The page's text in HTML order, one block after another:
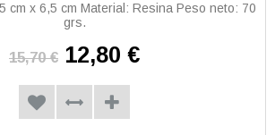
cm x 6,5 cm Material: Resina Peso neto: 70
grs.
15,70 € 12,80 €